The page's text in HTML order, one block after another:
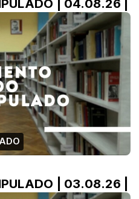
| 04.08.26 |
| 03.08.26 |